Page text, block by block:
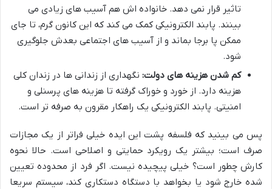
تاثیر قرار نمی دهد. خانواده اش هم آسیب های زیادی می
بینند. پابند الکترونیکی کمک می کند که این کانون گرم، تا جای
ممکن پا برجا بماند و از آسیب های اجتماعی بعدش جلوگیری
شود.
کم شدن هزینه های دولت: نگهداری از زندانی ها در زندان کلی
هزینه دارد. از خورد و خوراک گرفته تا هزینه های پرسنلی و
امنیتی. پابند الکترونیکی یک راهکار مقرون به صرفه تر است.
پس می بینید که فلسفه پشت این ایده خیلی فراتر از یک مجازات
صرف است؛ بیشتر یک رویکرد حمایتی و اصلاحی است. حالا نحوه
کارش چطور است؟ خیلی پیچیده نیست. اگر فرد از محدوده تعیین
شده خارج شود یا بخواهد با دستگاه دستکاری کند، سیستم سریعا